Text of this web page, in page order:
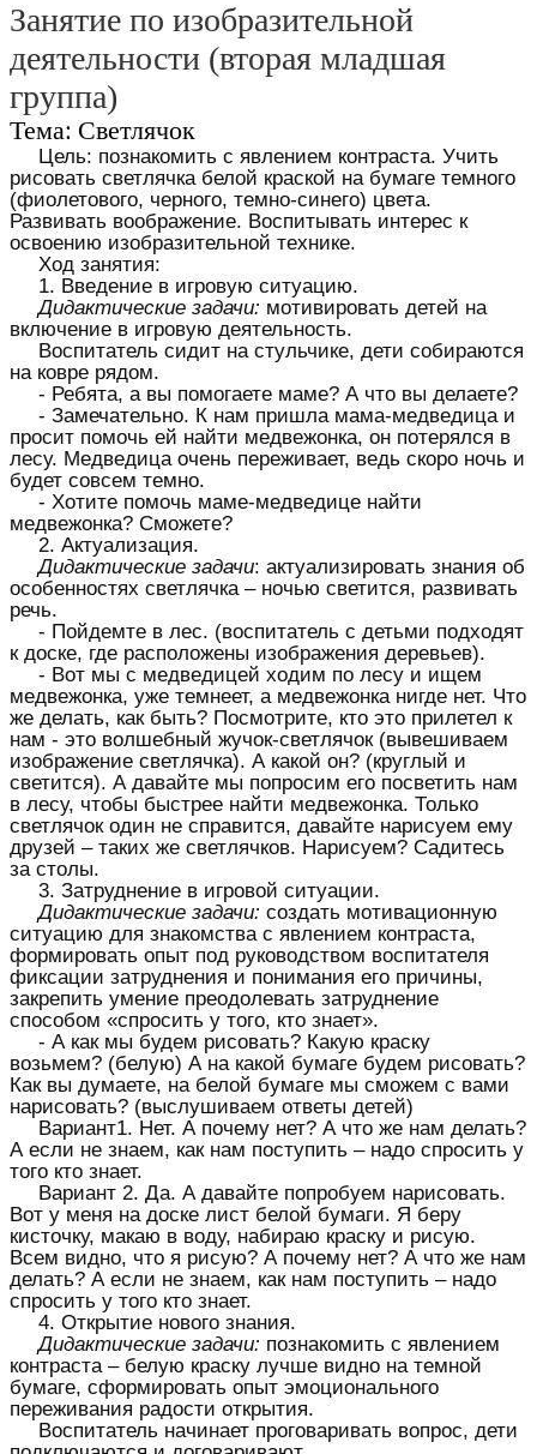
Занятие по изобразительной
деятельности (вторая младшая
группа)
Тема: Светлячок
Цель: познакомить с явлением контраста. Учить
рисовать светлячка белой краской на бумаге темного
(фиолетового, черного, темно-синего) цвета.
Развивать воображение. Воспитывать интерес к
освоению изобразительной технике.
Ход занятия:
1. Введение в игровую ситуацию.
Дидактические задачи: мотивировать детей на
включение в игровую деятельность.
Воспитатель сидит на стульчике, дети собираются
на ковре рядом.
- Ребята, а вы помогаете маме? А что вы делаете?
- Замечательно. К нам пришла мама-медведица и
просит помочь ей найти медвежонка, он потерялся в
лесу. Медведица очень переживает, ведь скоро ночь и
будет совсем темно.
- Хотите помочь маме-медведице найти
медвежонка? Сможете?
2. Актуализация.
Дидактические задачи: актуализировать знания об
особенностях светлячка – ночью светится, развивать
речь.
- Пойдемте в лес. (воспитатель с детьми подходят
к доске, где расположены изображения деревьев).
- Вот мы с медведицей ходим по лесу и ищем
медвежонка, уже темнеет, а медвежонка нигде нет. Что
же делать, как быть? Посмотрите, кто это прилетел к
нам - это волшебный жучок-светлячок (вывешиваем
изображение светлячка). А какой он? (круглый и
светится). А давайте мы попросим его посветить нам
в лесу, чтобы быстрее найти медвежонка. Только
светлячок один не справится, давайте нарисуем ему
друзей – таких же светлячков. Нарисуем? Садитесь
за столы.
3. Затруднение в игровой ситуации.
Дидактические задачи: создать мотивационную
ситуацию для знакомства с явлением контраста,
формировать опыт под руководством воспитателя
фиксации затруднения и понимания его причины,
закрепить умение преодолевать затруднение
способом «спросить у того, кто знает».
- А как мы будем рисовать? Какую краску
возьмем? (белую) А на какой бумаге будем рисовать?
Как вы думаете, на белой бумаге мы сможем с вами
нарисовать? (выслушиваем ответы детей)
Вариант1. Нет. А почему нет? А что же нам делать?
А если не знаем, как нам поступить – надо спросить у
того кто знает.
Вариант 2. Да. А давайте попробуем нарисовать.
Вот у меня на доске лист белой бумаги. Я беру
кисточку, макаю в воду, набираю краску и рисую.
Всем видно, что я рисую? А почему нет? А что же нам
делать? А если не знаем, как нам поступить – надо
спросить у того кто знает.
4. Открытие нового знания.
Дидактические задачи: познакомить с явлением
контраста – белую краску лучше видно на темной
бумаге, сформировать опыт эмоционального
переживания радости открытия.
Воспитатель начинает проговаривать вопрос, дети